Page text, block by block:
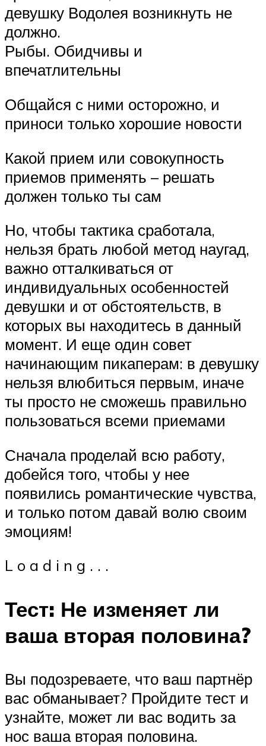
девушку Водолея возникнуть не
должно.
Рыбы. Обидчивы и
впечатлительны
Общайся с ними осторожно, и
приноси только хорошие новости
Какой прием или совокупность
приемов применять – решать
должен только ты сам
Но, чтобы тактика сработала,
нельзя брать любой метод наугад,
важно отталкиваться от
индивидуальных особенностей
девушки и от обстоятельств, в
которых вы находитесь в данный
момент. И еще один совет
начинающим пикаперам: в девушку
нельзя влюбиться первым, иначе
ты просто не сможешь правильно
пользоваться всеми приемами
Сначала проделай всю работу,
добейся того, чтобы у нее
появились романтические чувства,
и только потом давай волю своим
эмоциям!
L o a d i n g . . .
Тест: Не изменяет ли
ваша вторая половина?
Вы подозреваете, что ваш партнёр
вас обманывает? Пройдите тест и
узнайте, может ли вас водить за
нос ваша вторая половина.